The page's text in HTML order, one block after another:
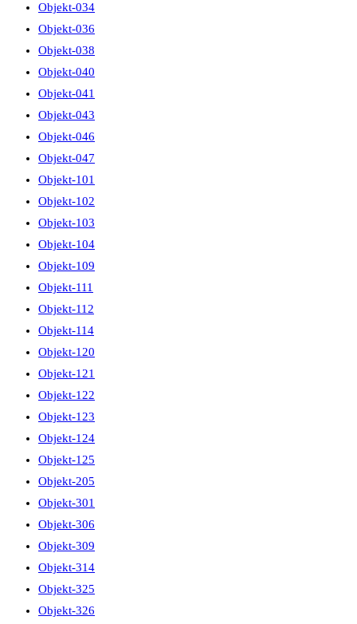
Objekt-034
Objekt-036
Objekt-038
Objekt-040
Objekt-041
Objekt-043
Objekt-046
Objekt-047
Objekt-101
Objekt-102
Objekt-103
Objekt-104
Objekt-109
Objekt-111
Objekt-112
Objekt-114
Objekt-120
Objekt-121
Objekt-122
Objekt-123
Objekt-124
Objekt-125
Objekt-205
Objekt-301
Objekt-306
Objekt-309
Objekt-314
Objekt-325
Objekt-326